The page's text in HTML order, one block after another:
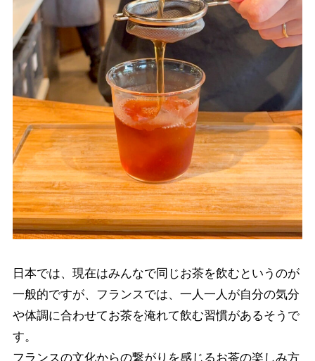
日本では、現在はみんなで同じお茶を飲むというのが
一般的ですが、フランスでは、一人一人が自分の気分
や体調に合わせてお茶を淹れて飲む習慣があるそうで
す。
フランスの文化からの繋がりを感じるお茶の楽しみ方